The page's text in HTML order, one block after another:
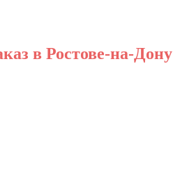
в Ростове-на-Дону